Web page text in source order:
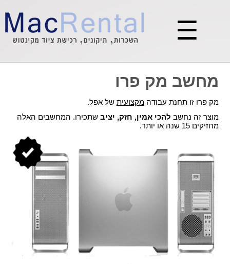
☰
מחשב מק פרו
מק פרו זו תחנת עבודהמקצועית של אפל.
מוצר זה נחשב להכי אמין, חזק, יציב שתכירו. המחשבים האלה
מחזיקים 15 שנה או יותר.